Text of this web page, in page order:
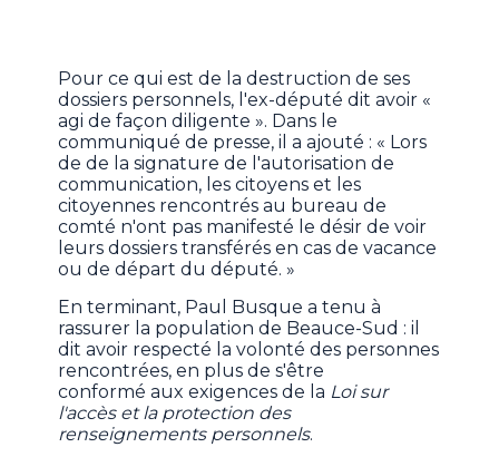
Pour ce qui est de la destruction de ses
dossiers personnels, l'ex-député dit avoir «
agi de façon diligente ». Dans le
communiqué de presse, il a ajouté : « Lors
de de la signature de l'autorisation de
communication, les citoyens et les
citoyennes rencontrés au bureau de
comté n'ont pas manifesté le désir de voir
leurs dossiers transférés en cas de vacance
ou de départ du député. »
En terminant, Paul Busque a tenu à
rassurer la population de Beauce-Sud : il
dit avoir respecté la volonté des personnes
rencontrées, en plus de s'être
conformé aux exigences de la Loi sur
l'accès et la protection des
renseignements personnels.